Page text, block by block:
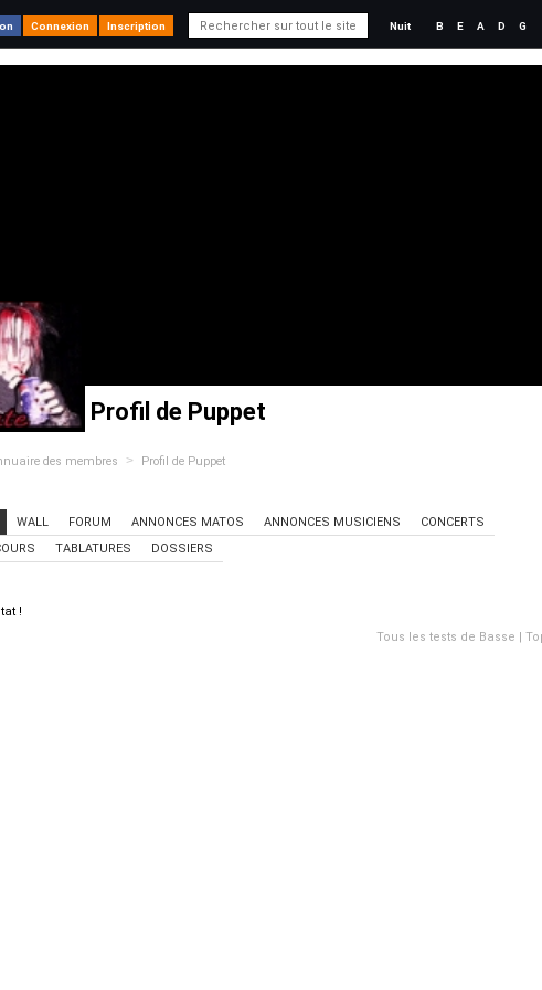
Connexion Inscription Nuit B E A D G
Profil de Puppet
des membres > Profil de Puppet
WALL FORUM ANNONCES MATOS ANNONCES MUSICIENS
CONCERTS
TABLATURES DOSSIERS
!
Tous les tests de Basse |